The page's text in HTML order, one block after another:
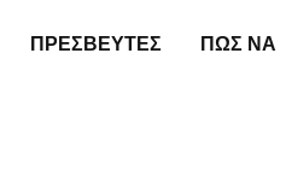
ΠΡΕΣΒΕΥΤΈΣ ΠΏΣ ΝΑ